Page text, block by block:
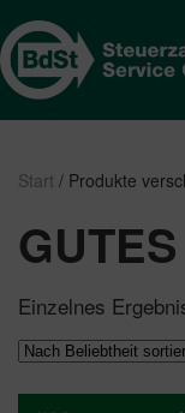
Start / Produkte
Einzelnes